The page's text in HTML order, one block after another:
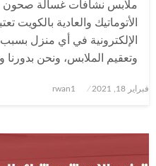
ملابس نشافات غسالة صحون
الأتوماتيك والعادية بالكويت
الإلكترونية في أي منزل
وتعقيم الملابس، ونحن بدورنا
نُشر
فبراير 18, 2021 rwan1